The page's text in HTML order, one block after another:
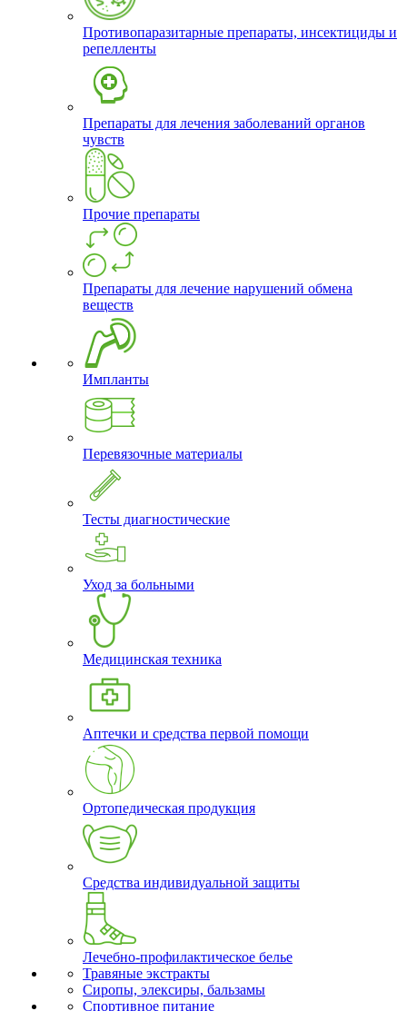
Противопаразитарные препараты, инсектициды и
репелленты
Препараты для лечения заболеваний органов
чувств
Прочие препараты
Препараты для лечение нарушений обмена
веществ
Импланты
Перевязочные материалы
Тесты диагностические
Уход за больными
Медицинская техника
Аптечки и средства первой помощи
Ортопедическая продукция
Средства индивидуальной защиты
Лечебно-профилактическое белье
Травяные экстракты
Сиропы, элексиры, бальзамы
Спортивное питание